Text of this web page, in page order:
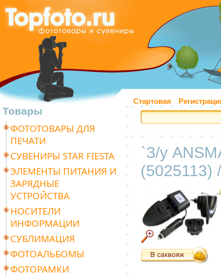
Стартовая
Товары
ФОТОТОВАРЫ ДЛЯ
ПЕЧАТИ
СУВЕНИРЫ STAR FIESTA
ЭЛЕМЕНТЫ ПИТАНИЯ И
ЗАРЯДНЫЕ
УСТРОЙСТВА
НОСИТЕЛИ
ИНФОРМАЦИИ
СУБЛИМАЦИЯ
ФОТОАЛЬБОМЫ
ФОТОРАМКИ
`З/у
(5025113)